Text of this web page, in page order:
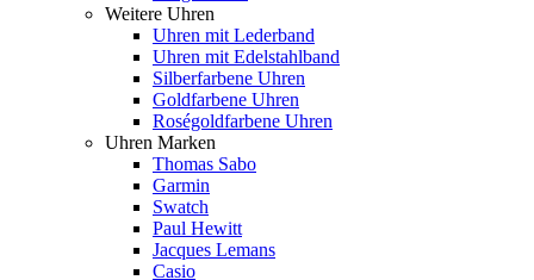
Weitere Uhren
Uhren mit Lederband
Uhren mit Edelstahlband
Silberfarbene Uhren
Goldfarbene Uhren
Roségoldfarbene Uhren
Uhren Marken
Thomas Sabo
Garmin
Swatch
Paul Hewitt
Jacques Lemans
Casio